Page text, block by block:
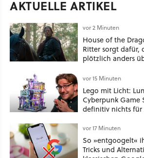
AKTUELLE ARTIKEL
vor 2 Minuten
House of the
Ritter sorgt dafür,
plötzlich anders
Thrones denken
vor 15 Minuten
Lego mit Licht:
Cyberpunk Game
definitiv nichts für
vor 17 Minuten
So »entgoogelt«
Tricks und